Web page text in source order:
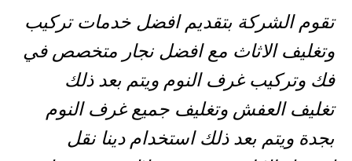
تقوم الشركة بتقديم افضل خدمات تركيب
وتغليف الاثاث مع افضل نجار متخصص في
فك وتركيب غرف النوم ويتم بعد ذلك
تغليف العفش وتغليف جميع غرف النوم
بجدة ويتم بعد ذلك استخدام دينا نقل